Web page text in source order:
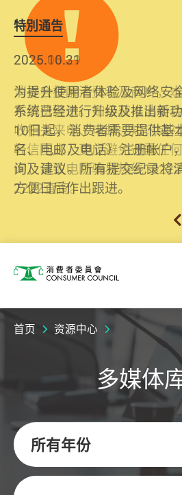
特別通告
2026.06.29
消委会提醒消费者及商户，
布消费警示。如接获以消委
收相关来电、电邮、短讯或
轻信回应，更应避免透露任
问，请致电防骗易热线
2222查询。
2025.10.31
为提升使用者体验及网络安
系统已经进行升级及推出新
10日起，消费者需要提供基
名、电邮及电话）注册帐户
询及建议。所有提交纪录将
方便日后作出跟进。
消费者委员会
首页 资源中心
多媒体
所有年份
关键字